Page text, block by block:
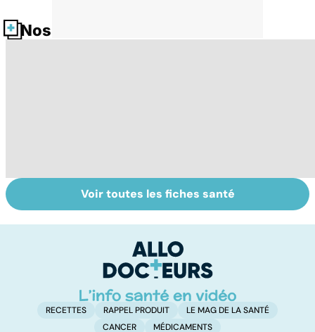
Nos fiches santé
Sexualité,
infertilité et
Le sperme : son
odeur, sa couleur,
Voir toutes les fiches santé
RECETTES RAPPEL PRODUIT
LE MAG DE LA SANTÉ
CANCER
MÉDICAMENTS